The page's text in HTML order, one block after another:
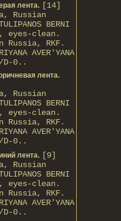
лента. [14]
Russian
BERNI
eyes-clean.
Russia, RKF.
AVER'YANA
D-0..
лента.
Russian
BERNI
eyes-clean.
Russia, RKF.
AVER'YANA
D-0..
лента. [9]
Russian
BERNI
eyes-clean.
Russia, RKF.
AVER'YANA
D-0..